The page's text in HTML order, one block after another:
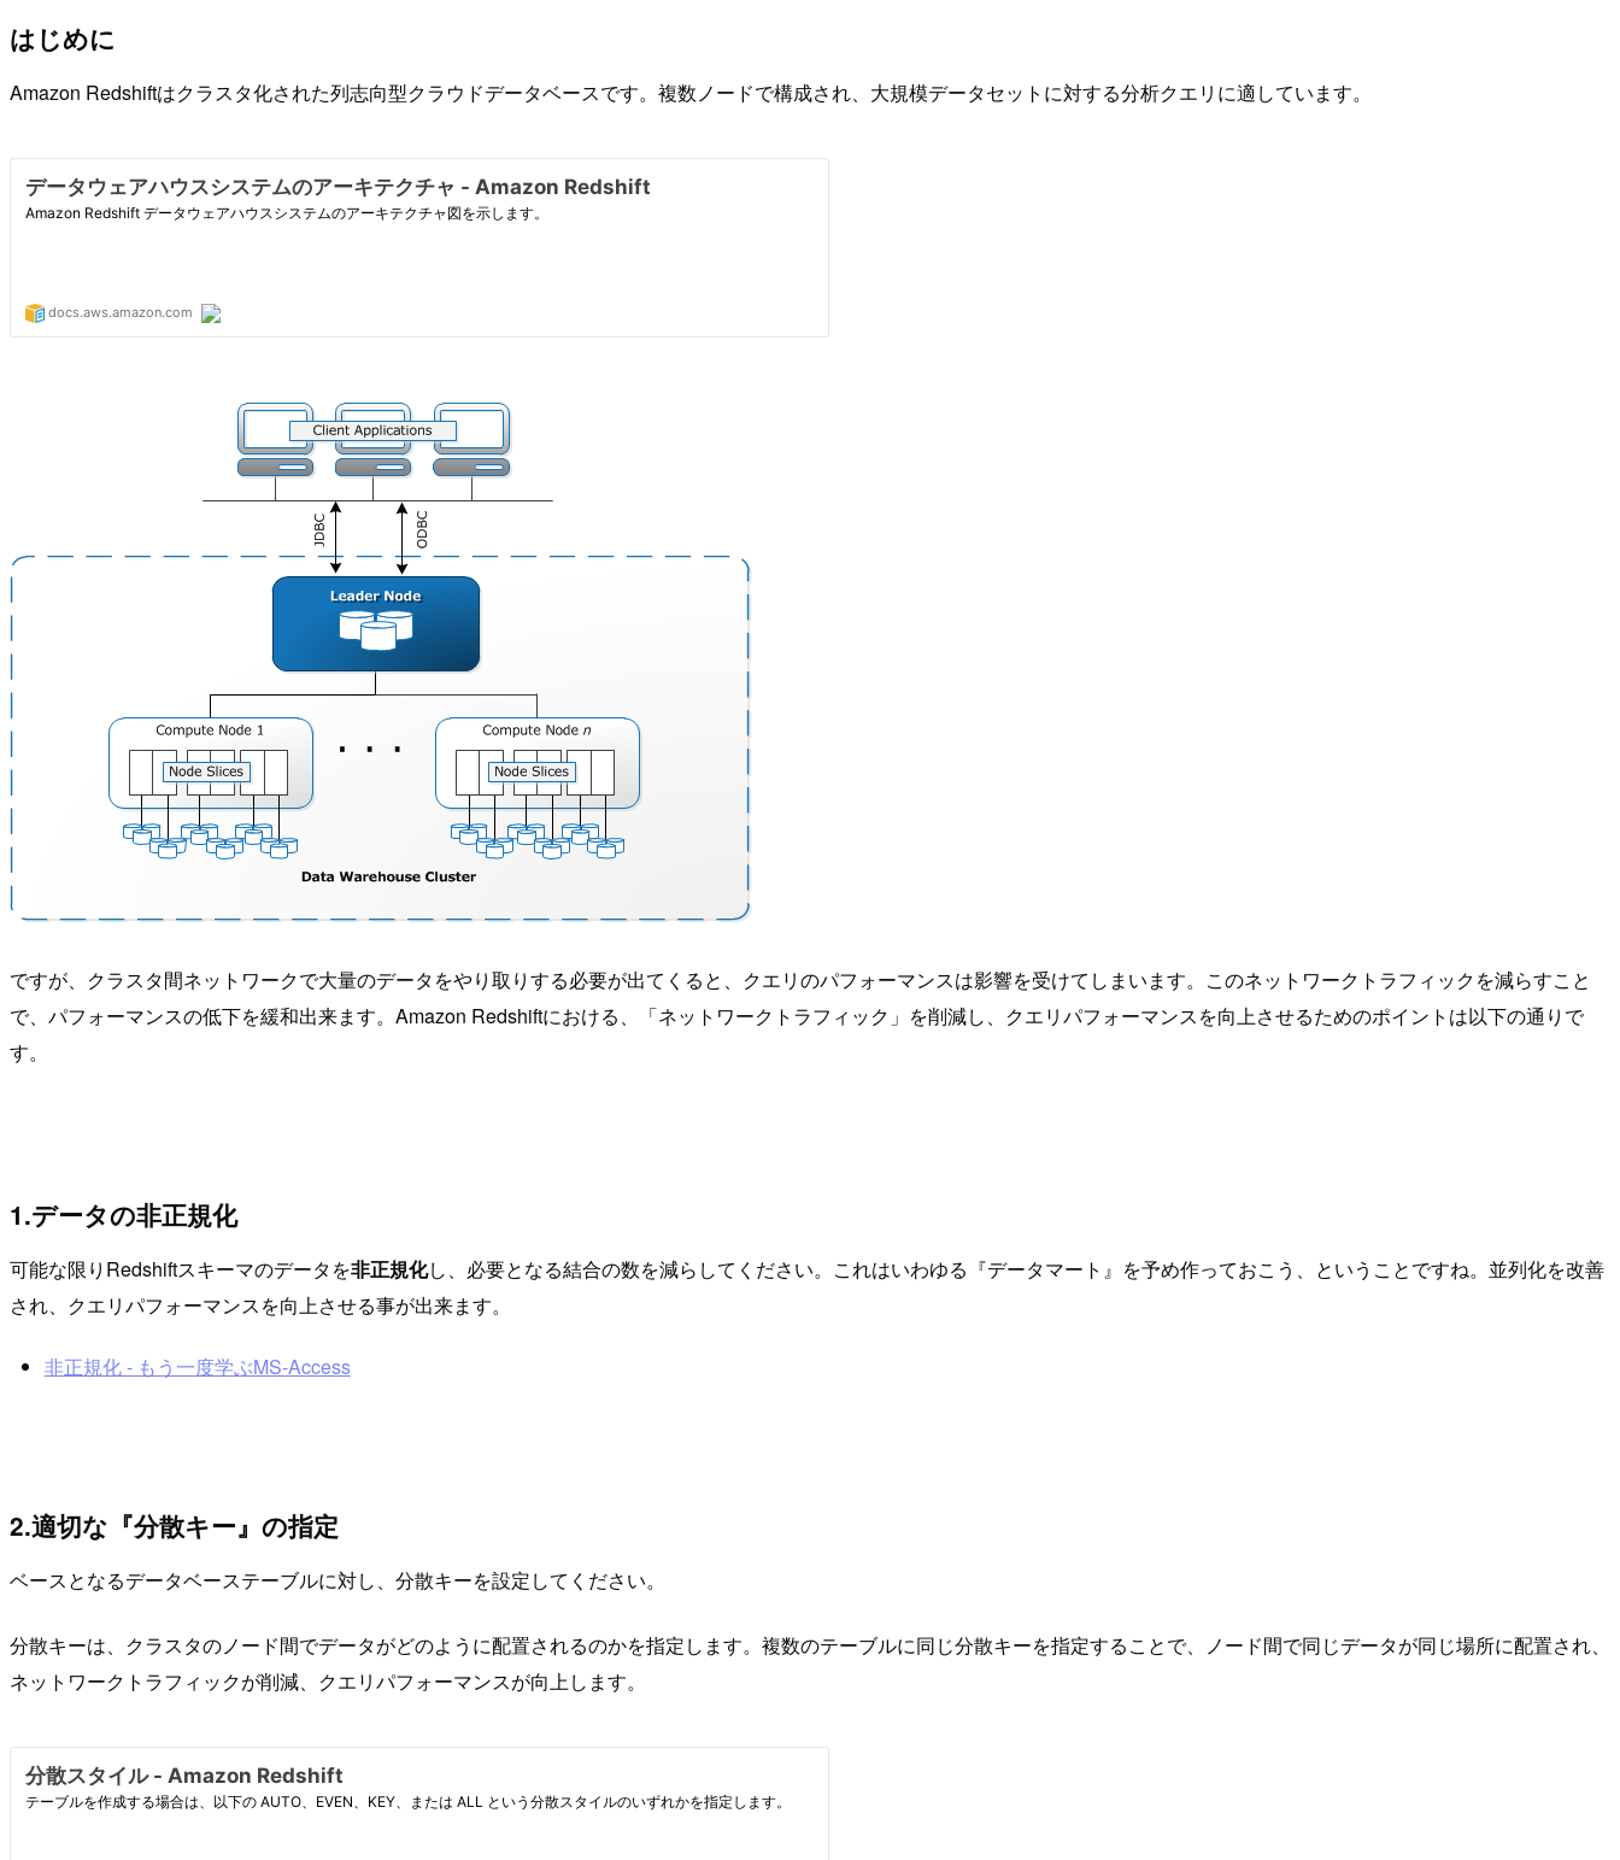
はじめに
Amazon Redshiftはクラスタ化された列志向型クラウドデータベースです。複数ノードで構成され、大規模データセットに対する分析クエリに適しています。
ですが、クラスタ間ネットワークで大量のデータをやり取りする必要が出てくると、クエリのパフォーマンスは影響を受けてしまいます。このネットワークトラフィックを減らすこと
で、パフォーマンスの低下を緩和出来ます。Amazon Redshiftにおける、「ネットワークトラフィック」を削減し、クエリパフォーマンスを向上させるためのポイントは以下の通りで
す。
1.データの非正規化
可能な限りRedshiftスキーマのデータを非正規化し、必要となる結合の数を減らしてください。これはいわゆる『データマート』を予め作っておこう、ということですね。並列化を改善
され、クエリパフォーマンスを向上させる事が出来ます。
非正規化 - もう一度学ぶMS-Access
2.適切な『分散キー』の指定
ベースとなるデータベーステーブルに対し、分散キーを設定してください。
分散キーは、クラスタのノード間でデータがどのように配置されるのかを指定します。複数のテーブルに同じ分散キーを指定することで、ノード間で同じデータが同じ場所に配置され、
ネットワークトラフィックが削減、クエリパフォーマンスが向上します。